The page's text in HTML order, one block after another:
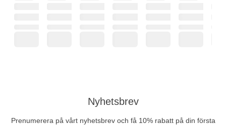
Nyhetsbrev
Prenumerera på vårt nyhetsbrev och få 10% rabatt på din första